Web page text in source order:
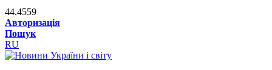
44.4559
Авторизація
Пошук
RU